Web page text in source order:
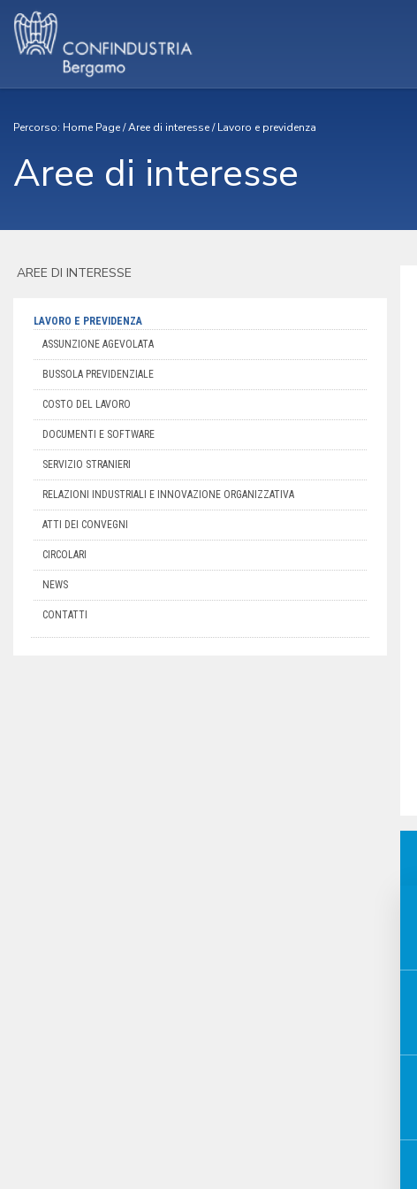
Percorso: Home Page/Aree di interesse/Lavoro e previdenza
Aree di interesse
AREE DI INTERESSE
LAVORO E PREVIDENZA
ASSUNZIONE AGEVOLATA
BUSSOLA PREVIDENZIALE
COSTO DEL LAVORO
DOCUMENTI E SOFTWARE
SERVIZIO STRANIERI
RELAZIONI INDUSTRIALI E INNOVAZIONE ORGANIZZATIVA
ATTI DEI CONVEGNI
CIRCOLARI
NEWS
CONTATTI